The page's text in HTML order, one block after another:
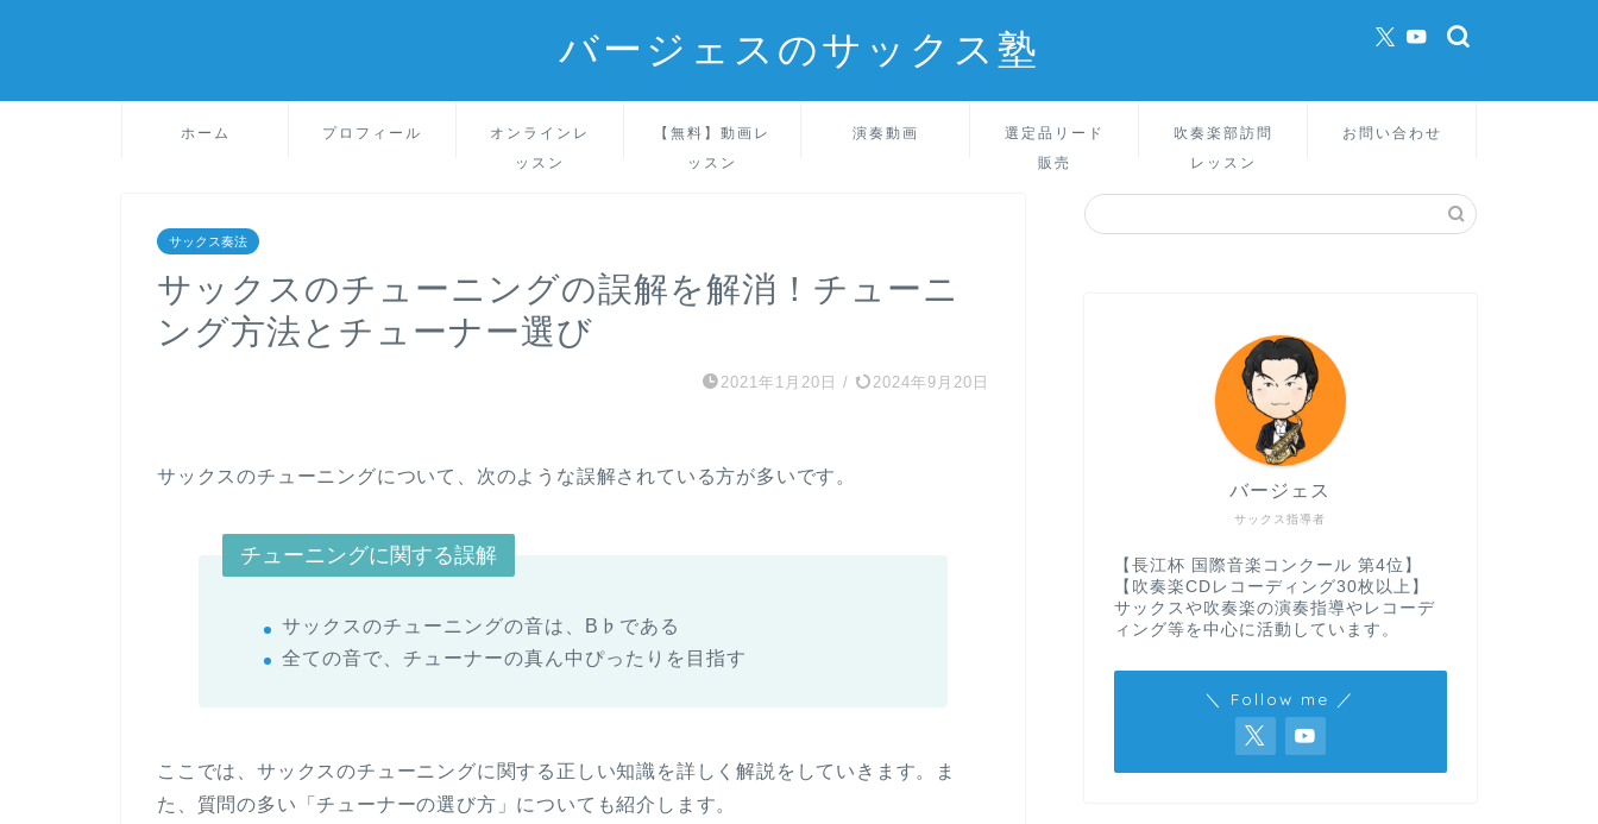
バージェスのサックス塾
ホーム プロフィール
オンラインレ
ッスン
【無料】動画レ
ッスン
演奏動画
選定品リード
販売
吹奏楽部訪問
レッスン
お問い合わせ
サックス奏法
サックスのチューニングの誤解を解消！チューニ
ング方法とチューナー選び
2021年1月20日 / 2024年9月20日
サックスのチューニングについて、次のような誤解されている方が多いです。
チューニングに関する誤解
サックスのチューニングの音は、B♭である
全ての音で、チューナーの真ん中ぴったりを目指す
ここでは、サックスのチューニングに関する正しい知識を詳しく解説をしていきます。ま
た、質問の多い「チューナーの選び方」についても紹介します。
サックス指導者
バージェス
【長江杯 国際音楽コンクール 第4位】
【吹奏楽CDレコーディング30枚以上】
サックスや吹奏楽の演奏指導やレコーデ
ィング等を中心に活動しています。
＼ Follow me ／